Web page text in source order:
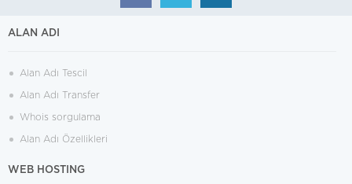
ALAN ADI
Alan Adı Tescil
Alan Adı Transfer
Whois sorgulama
Alan Adı Özellikleri
WEB HOSTING